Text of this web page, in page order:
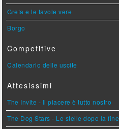
Greta e le favole vere
Borgo
Competitive
Calendario delle uscite
Attesissimi
The Invite - Il piacere è tutto nostro
The Dog Stars - Le stelle dopo la fine